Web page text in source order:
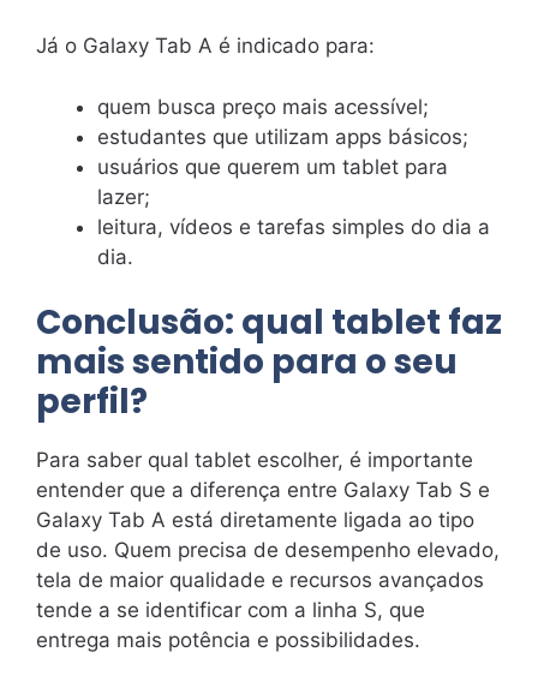
Já o Galaxy Tab A é indicado para:
quem busca preço mais acessível;
estudantes que utilizam apps básicos;
usuários que querem um tablet para
lazer;
leitura, vídeos e tarefas simples do dia a
dia.
Conclusão: qual tablet faz
mais sentido para o seu
perfil?
Para saber qual tablet escolher, é importante
entender que a diferença entre Galaxy Tab S e
Galaxy Tab A está diretamente ligada ao tipo
de uso. Quem precisa de desempenho elevado,
tela de maior qualidade e recursos avançados
tende a se identificar com a linha S, que
entrega mais potência e possibilidades.